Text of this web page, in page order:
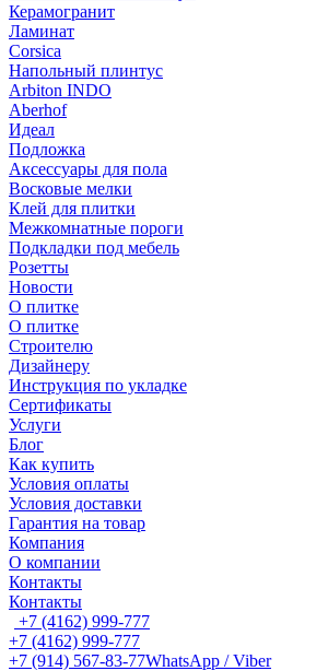
Керамогранит
Ламинат
Corsica
Напольный плинтус
Arbiton INDO
Aberhof
Идеал
Подложка
Аксессуары для пола
Восковые мелки
Клей для плитки
Межкомнатные пороги
Подкладки под мебель
Розетты
Новости
О плитке
О плитке
Строителю
Дизайнеру
Инструкция по укладке
Сертификаты
Услуги
Блог
Как купить
Условия оплаты
Условия доставки
Гарантия на товар
Компания
О компании
Контакты
Контакты
+7 (4162) 999-777
+7 (4162) 999-777
+7 (914) 567-83-77WhatsApp / Viber